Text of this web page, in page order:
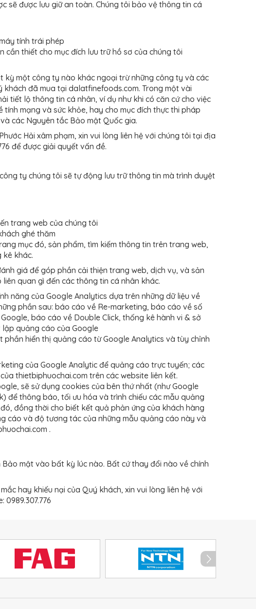
sẽ được lưu giữ an toàn. Chúng tôi bảo vệ thông tin cá
tính trái phép
thiết cho mục đích lưu trữ hồ sơ của chúng tôi
kỳ một công ty nào khác ngoại trừ những công ty và các
đã mua tại dalatfinefoods.com. Trong một vài
tiết lộ thông tin cá nhân, ví dụ như khi có căn cứ cho việc
mạng và sức khỏe, hay cho mục đích thực thi pháp
các Nguyên tắc Bảo mật Quốc gia.
Hải xâm phạm, xin vui lòng liên hệ với chúng tôi tại địa
để được giải quyết vấn đề.
ty chúng tôi sẽ tự động lưu trữ thông tin mà trình duyệt
trang web của chúng tôi
ghé thăm
mục đó, sản phẩm, tìm kiếm thông tin trên trang web,
khác.
giá để góp phần cải thiện trang web, dịch vụ, và sản
quan gì đến các thông tin cá nhân khác.
năng của Google Analytics dựa trên những dữ liệu về
phần sau: báo cáo về Re-marketing, báo cáo về số
báo cáo về Double Click, thống kê hành vi & sở
lập quảng cáo của Google
hiển thị quảng cáo từ Google Analytics và tùy chỉnh
của Google Analytic để quảng cáo trực tuyến; các
thietbiphuochai.com trên các website liên kết.
sẽ sử dụng cookies của bên thứ nhất (như Google
để thông báo, tối ưu hóa và trình chiếu các mẫu quảng
đồng thời cho biết kết quả phản ứng của khách hàng
cáo và độ tương tác của những mẫu quảng cáo này và
.
mật vào bất kỳ lúc nào. Bất cứ thay đổi nào về chính
hay khiếu nại của Quý khách, xin vui lòng liên hệ với